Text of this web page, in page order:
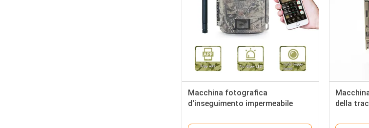
Macchina fotografica
d'inseguimento impermeabile
infrarossa delle macchine
della
schermo